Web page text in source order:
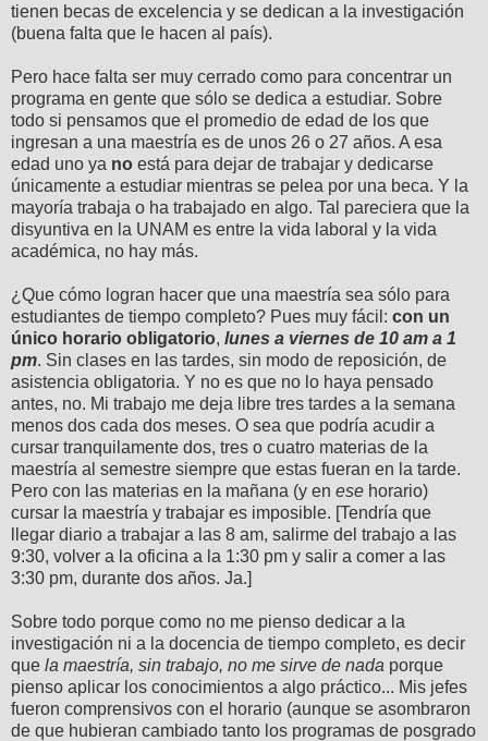
tienen becas de excelencia y se dedican a la investigación
(buena falta que le hacen al país).
Pero hace falta ser muy cerrado como para concentrar un
programa en gente que sólo se dedica a estudiar. Sobre
todo si pensamos que el promedio de edad de los que
ingresan a una maestría es de unos 26 o 27 años. A esa
edad uno ya no está para dejar de trabajar y dedicarse
únicamente a estudiar mientras se pelea por una beca. Y la
mayoría trabaja o ha trabajado en algo. Tal pareciera que la
disyuntiva en la UNAM es entre la vida laboral y la vida
académica, no hay más.
¿Que cómo logran hacer que una maestría sea sólo para
estudiantes de tiempo completo? Pues muy fácil: con un
único horario obligatorio, lunes a viernes de 10 am a 1
pm. Sin clases en las tardes, sin modo de reposición, de
asistencia obligatoria. Y no es que no lo haya pensado
antes, no. Mi trabajo me deja libre tres tardes a la semana
menos dos cada dos meses. O sea que podría acudir a
cursar tranquilamente dos, tres o cuatro materias de la
maestría al semestre siempre que estas fueran en la tarde.
Pero con las materias en la mañana (y en ese horario)
cursar la maestría y trabajar es imposible. [Tendría que
llegar diario a trabajar a las 8 am, salirme del trabajo a las
9:30, volver a la oficina a la 1:30 pm y salir a comer a las
3:30 pm, durante dos años. Ja.]
Sobre todo porque como no me pienso dedicar a la
investigación ni a la docencia de tiempo completo, es decir
que la maestría, sin trabajo, no me sirve de nada porque
pienso aplicar los conocimientos a algo práctico... Mis jefes
fueron comprensivos con el horario (aunque se asombraron
de que hubieran cambiado tanto los programas de posgrado